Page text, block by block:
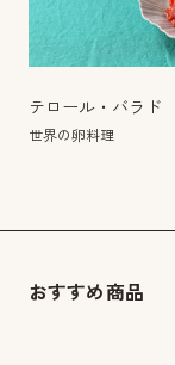
テロール・バラド
世界の卵料理
おすすめ商品